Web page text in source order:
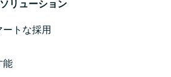
リューション
ートな採用
能